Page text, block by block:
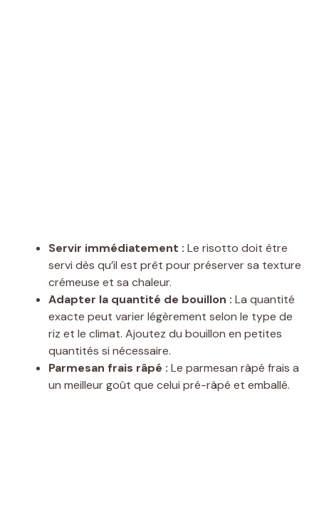
Servir immédiatement : Le risotto doit être
servi dès qu’il est prêt pour préserver sa texture
crémeuse et sa chaleur.
Adapter la quantité de bouillon : La quantité
exacte peut varier légèrement selon le type de
riz et le climat. Ajoutez du bouillon en petites
quantités si nécessaire.
Parmesan frais râpé : Le parmesan râpé frais a
un meilleur goût que celui pré-râpé et emballé.